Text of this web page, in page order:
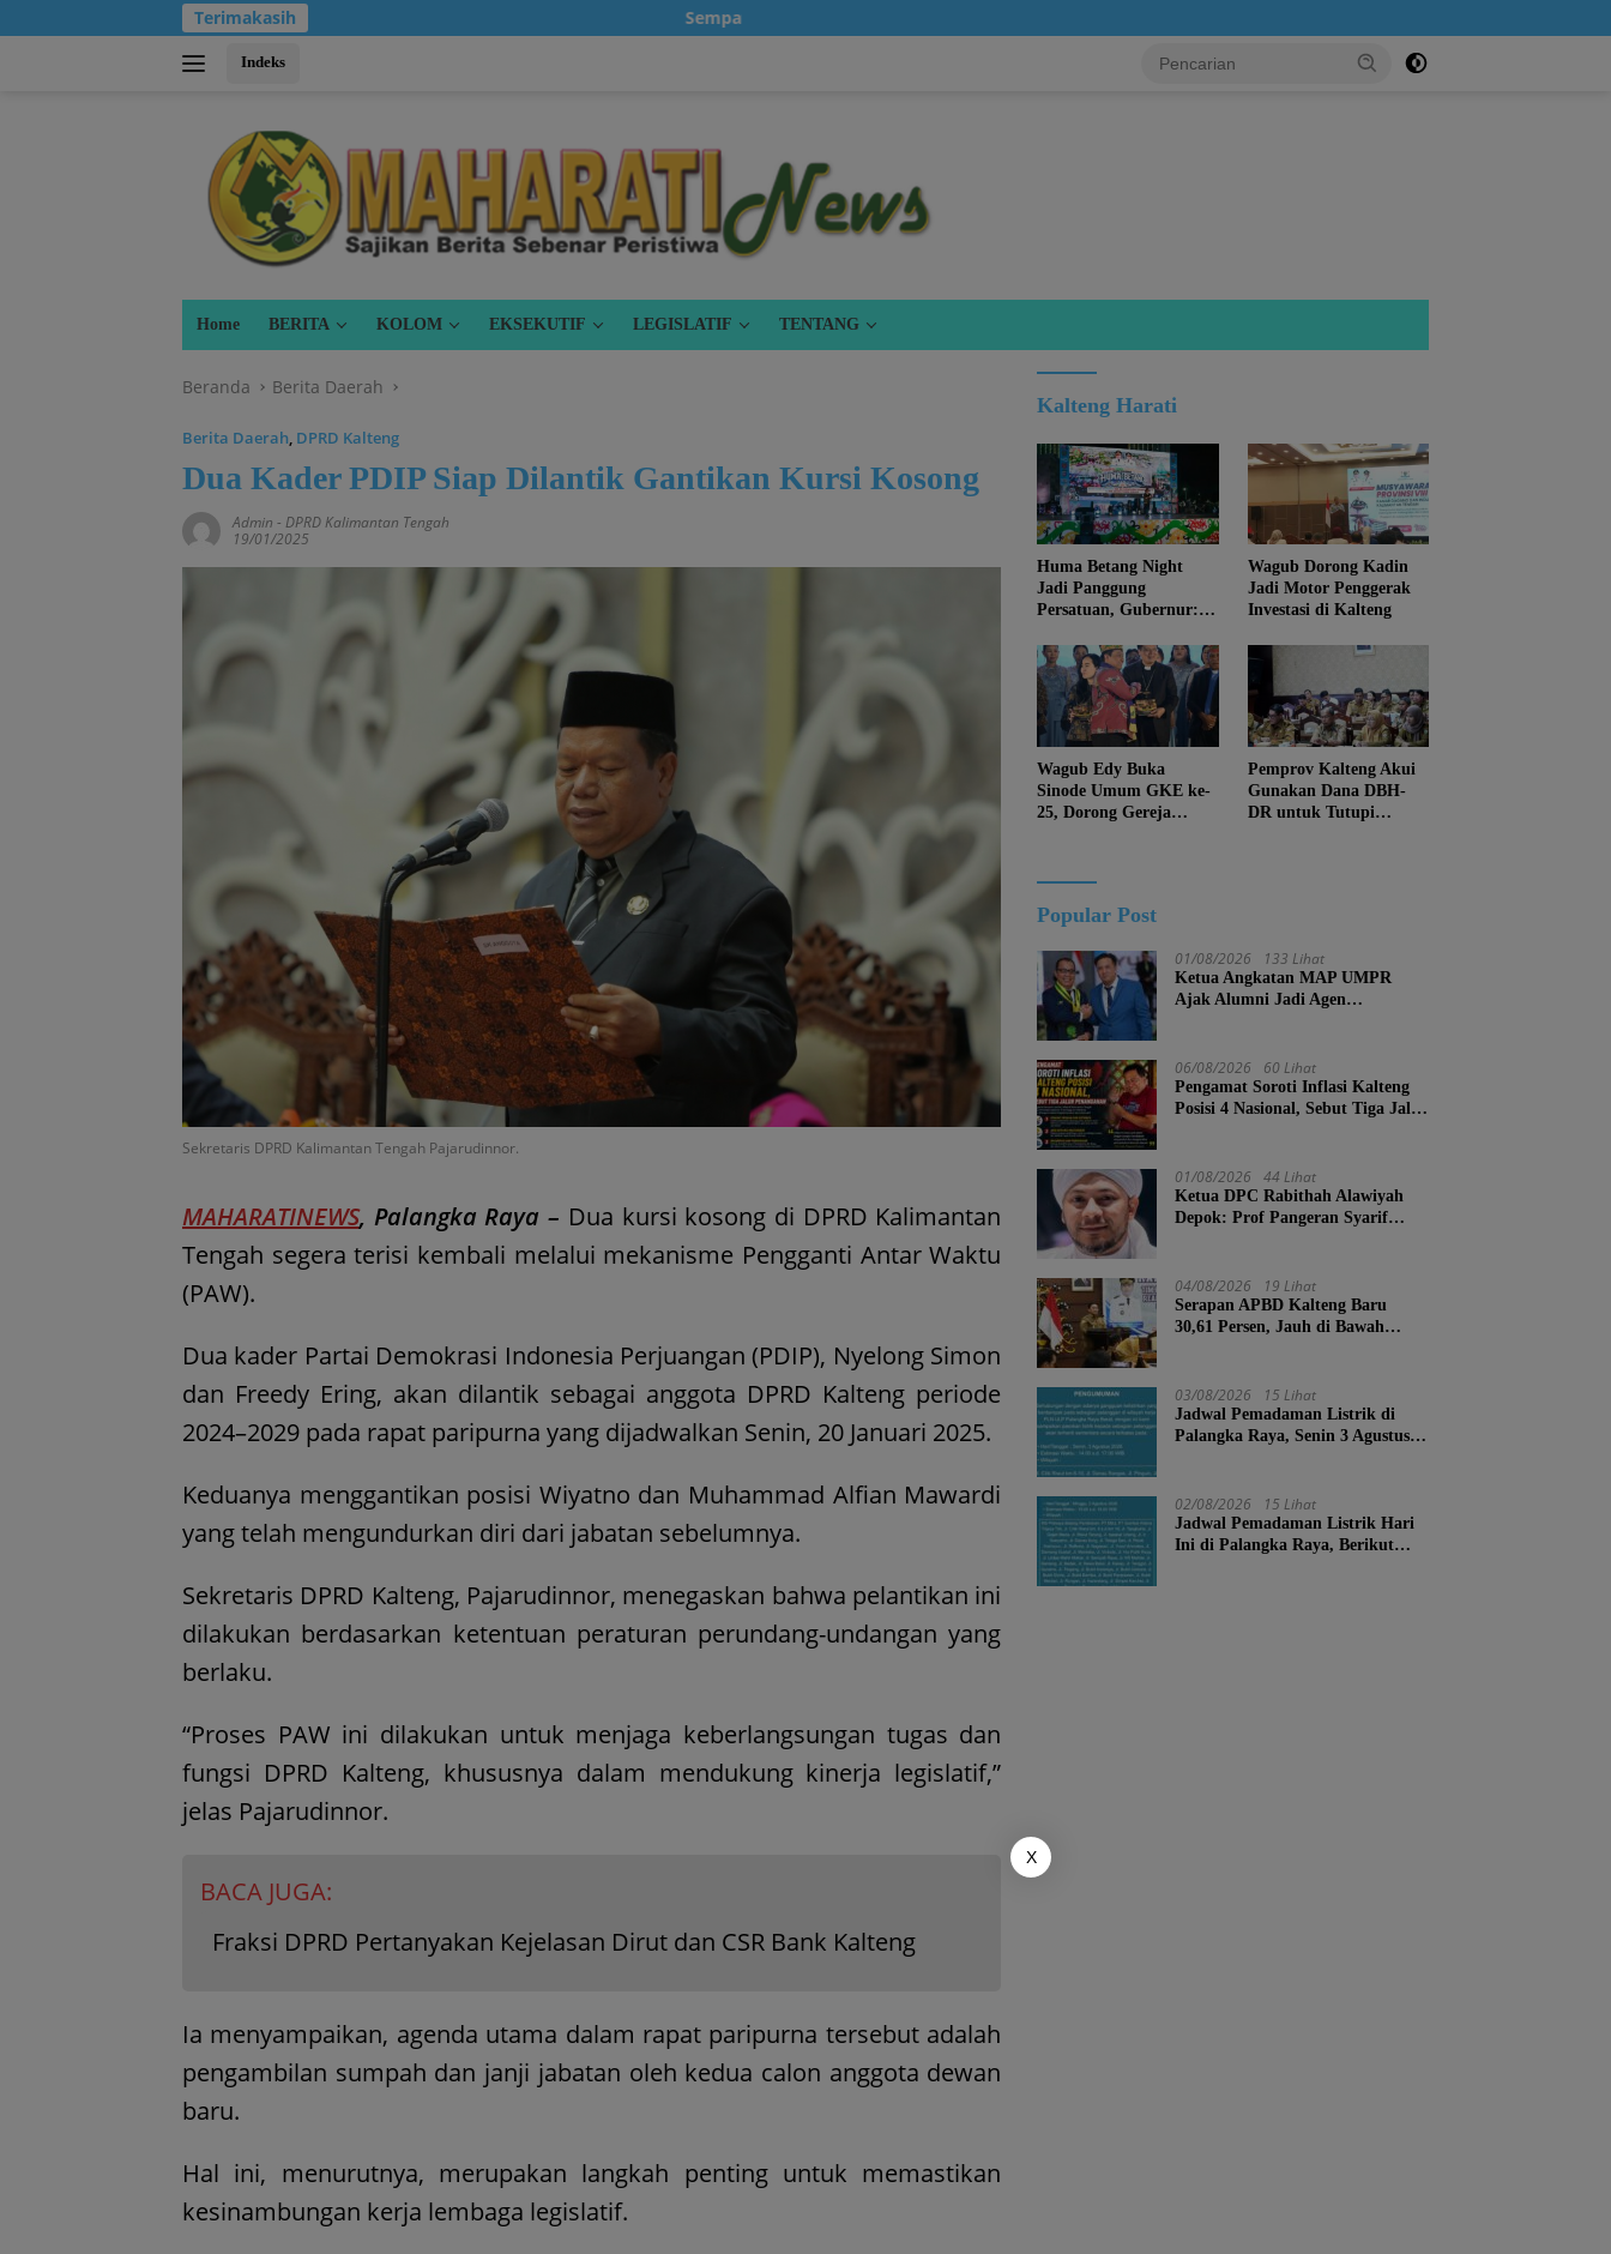
ke
Terimakasih Sempatkanlah untuk klik iklan, karena itu gratis...!
Indeks
Home BERITA KOLOM EKSEKUTIF LEGISLATIF TENTANG
Beranda Berita Daerah
Berita Daerah, DPRD Kalteng
Dua Kader PDIP Siap Dilantik Gantikan Kursi Kosong
Admin - DPRD Kalimantan Tengah
19/01/2025
Sekretaris DPRD Kalimantan Tengah Pajarudinnor.
MAHARATINEWS, Palangka Raya – Dua kursi kosong di DPRD Kalimantan
Tengah segera terisi kembali melalui mekanisme Pengganti Antar Waktu
(PAW).
Dua kader Partai Demokrasi Indonesia Perjuangan (PDIP), Nyelong Simon
dan Freedy Ering, akan dilantik sebagai anggota DPRD Kalteng periode
2024–2029 pada rapat paripurna yang dijadwalkan Senin, 20 Januari 2025.
Keduanya menggantikan posisi Wiyatno dan Muhammad Alfian Mawardi
yang telah mengundurkan diri dari jabatan sebelumnya.
Sekretaris DPRD Kalteng, Pajarudinnor, menegaskan bahwa pelantikan ini
dilakukan berdasarkan ketentuan peraturan perundang-undangan yang
berlaku.
“Proses PAW ini dilakukan untuk menjaga keberlangsungan tugas dan
fungsi DPRD Kalteng, khususnya dalam mendukung kinerja legislatif,”
jelas Pajarudinnor.
BACA JUGA:
Fraksi DPRD Pertanyakan Kejelasan Dirut dan CSR Bank Kalteng
Ia menyampaikan, agenda utama dalam rapat paripurna tersebut adalah
pengambilan sumpah dan janji jabatan oleh kedua calon anggota dewan
baru.
Hal ini, menurutnya, merupakan langkah penting untuk memastikan
kesinambungan kerja lembaga legislatif.
Kalteng Harati
Huma Betang Night
Jadi Panggung
Persatuan, Gubernur:
Kemajuan Menghapus
Jati Diri Kalteng
Wagub Dorong Kadin
Jadi Motor Penggerak
Investasi di Kalteng
Wagub Edy Buka
Sinode Umum GKE ke-
25, Dorong Gereja
Pemprov Kalteng Akui
Gunakan Dana DBH-
DR untuk Tutupi
Popular Post
01/08/2026 133 Lihat
Ketua Angkatan MAP UMPR
Ajak Alumni Jadi Agen
06/08/2026 60 Lihat
Pengamat Soroti Inflasi Kalteng
Posisi 4 Nasional, Sebut Tiga Jalur
01/08/2026 44 Lihat
Ketua DPC Rabithah Alawiyah
Depok: Prof Pangeran Syarif
Menjadi Calon Ketua Umum
Rabitah Alawiyah
04/08/2026 19 Lihat
Serapan APBD Kalteng Baru
30,61 Persen, Jauh di Bawah
03/08/2026 15 Lihat
Jadwal Pemadaman Listrik di
Palangka Raya, Senin 3 Agustus
02/08/2026 15 Lihat
Jadwal Pemadaman Listrik Hari
Ini di Palangka Raya, Berikut
X